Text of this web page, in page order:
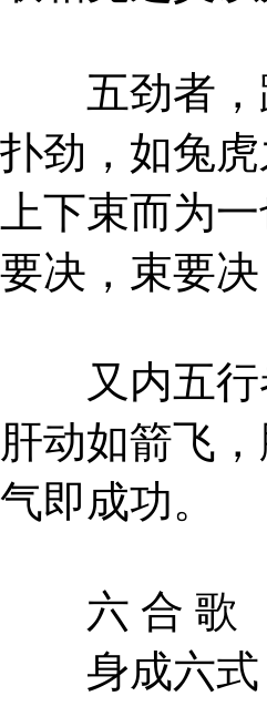
五劲者，
扑劲，如兔
上下束而为
要决，束要
又内五行
肝动如箭飞
气即成功。
六 合 歌
身成六式